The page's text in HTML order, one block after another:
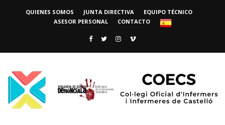
QUIENES SOMOS JUNTA DIRECTIVA
EQUIPO TÉCNICO
ASESOR PERSONAL
CONTACTO